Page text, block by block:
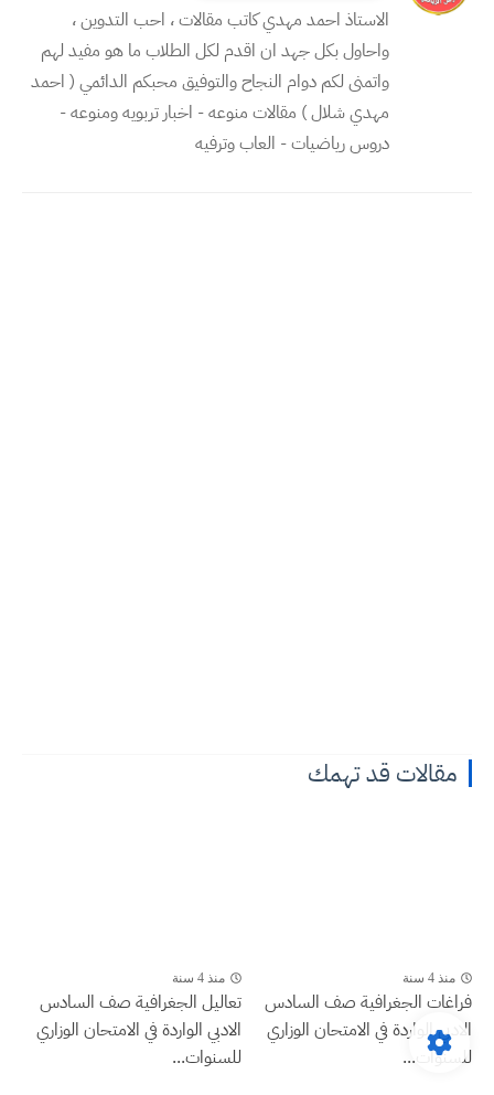
الاستاذ احمد مهدي كاتب مقالات ، احب التدوين ،
واحاول بكل جهد ان اقدم لكل الطلاب ما هو مفيد لهم
واتمنى لكم دوام النجاح والتوفيق محبكم الدائمي ( احمد
مهدي شلال ) مقالات منوعه - اخبار تربويه ومنوعه -
دروس رياضيات - العاب وترفيه
مقالات قد تهمك
منذ 4 سنة
فراغات الجغرافية صف السادس
الادبي الواردة في الامتحان الوزاري
للسنوات...
منذ 4 سنة
تعاليل الجغرافية صف السادس
الادبي الواردة في الامتحان الوزاري
للسنوات...